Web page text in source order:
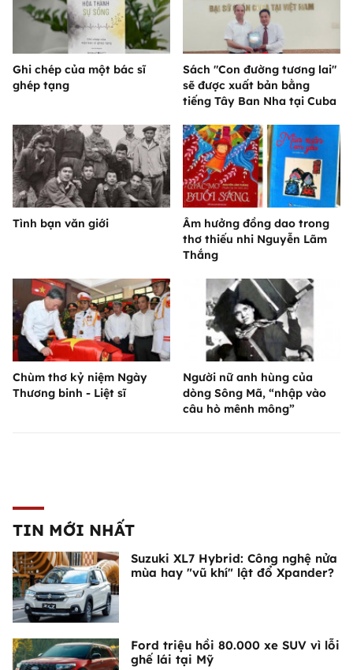
Ghi chép của một bác sĩ
ghép tạng
Sách "Con đường tương lai"
sẽ được xuất bản bằng
tiếng Tây Ban Nha tại Cuba
Tình bạn văn giới
Âm hưởng đồng dao trong
thơ thiếu nhi Nguyễn Lãm
Thắng
Chùm thơ kỷ niệm Ngày
Thương binh - Liệt sĩ
Người nữ anh hùng của
dòng Sông Mã, “nhập vào
câu hò mênh mông”
TIN MỚI NHẤT
Suzuki XL7 Hybrid: Công nghệ nửa
mùa hay "vũ khí" lật đổ Xpander?
Ford triệu hồi 80.000 xe SUV vì lỗi
ghế lái tại Mỹ